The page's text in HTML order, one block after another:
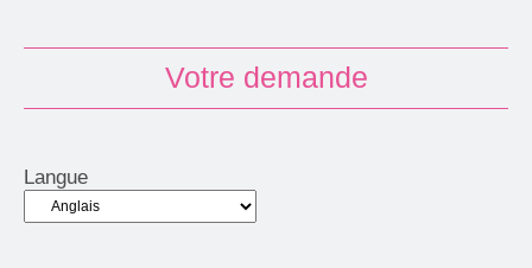
Votre demande
Langue